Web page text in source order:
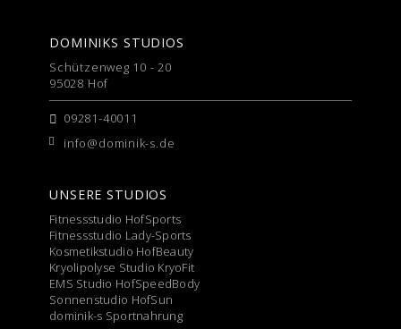
DOMINIKS STUDIOS
Schützenweg 10 - 20
95028 Hof
09281-40011
info@dominik-s.de
UNSERE STUDIOS
Fitnessstudio HofSports
Fitnessstudio Lady-Sports
Kosmetikstudio HofBeauty
Kryolipolyse Studio KryoFit
EMS Studio HofSpeedBody
Sonnenstudio HofSun
dominik-s Sportnahrung